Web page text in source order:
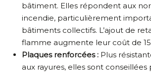
bâtiment. Elles répondent aux
incendie, particulièrement
bâtiments collectifs. L’ajout de
flamme augmente leur coût de
Plaques renforcées : Plus
aux rayures, elles sont conseillées